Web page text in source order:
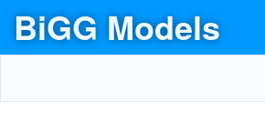
BiGG Models